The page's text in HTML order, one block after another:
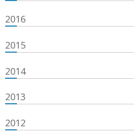
2016
2015
2014
2013
2012